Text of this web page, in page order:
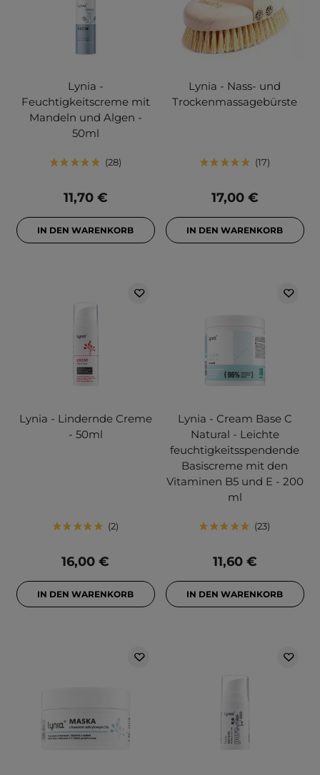
Lynia -
Feuchtigkeitscreme mit
Mandeln und Algen -
50ml
28
11,70 €
IN DEN WARENKORB
Lynia - Nass- und
Trockenmassagebürste
17
17,00 €
IN DEN WARENKORB
Lynia - Lindernde Creme
- 50ml
2
16,00 €
IN DEN WARENKORB
Lynia - Cream Base C
Natural - Leichte
feuchtigkeitsspendende
Basiscreme mit den
Vitaminen B5 und E - 200
ml
23
11,60 €
IN DEN WARENKORB